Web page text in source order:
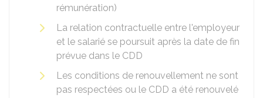
rémunération)
La relation contractuelle entre l'employeur
et le salarié se poursuit après la date de fin
prévue dans le CDD
Les conditions de renouvellement ne sont
pas respectées ou le CDD a été renouvelé